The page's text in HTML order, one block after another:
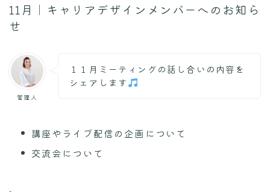
11月｜キャリアデザインメンバーへのお知ら
せ
管理人
１１月ミーティングの話し合いの内容を
シェアします
講座やライブ配信の企画について
交流会について